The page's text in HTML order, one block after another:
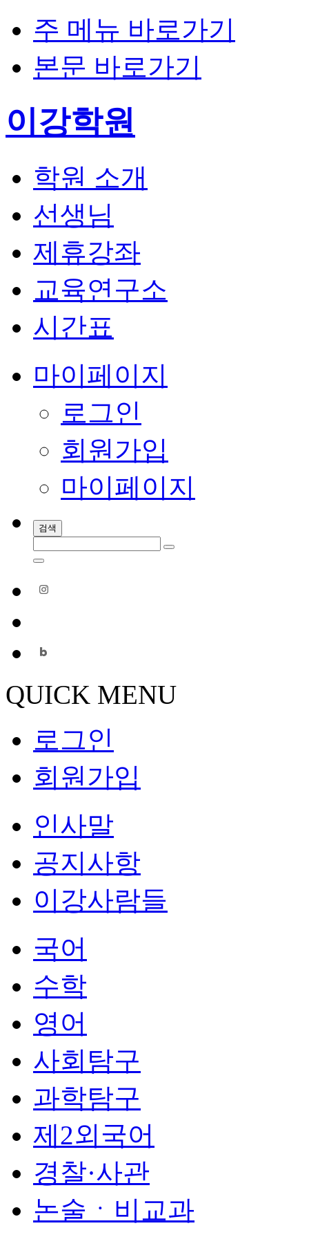
주 메뉴 바로가기
본문 바로가기
이강학원
학원 소개
선생님
제휴강좌
교육연구소
시간표
마이페이지
로그인
회원가입
마이페이지
검색
QUICK MENU
로그인
회원가입
인사말
공지사항
이강사람들
국어
수학
영어
사회탐구
과학탐구
제2외국어
경찰·사관
논술ㆍ비교과